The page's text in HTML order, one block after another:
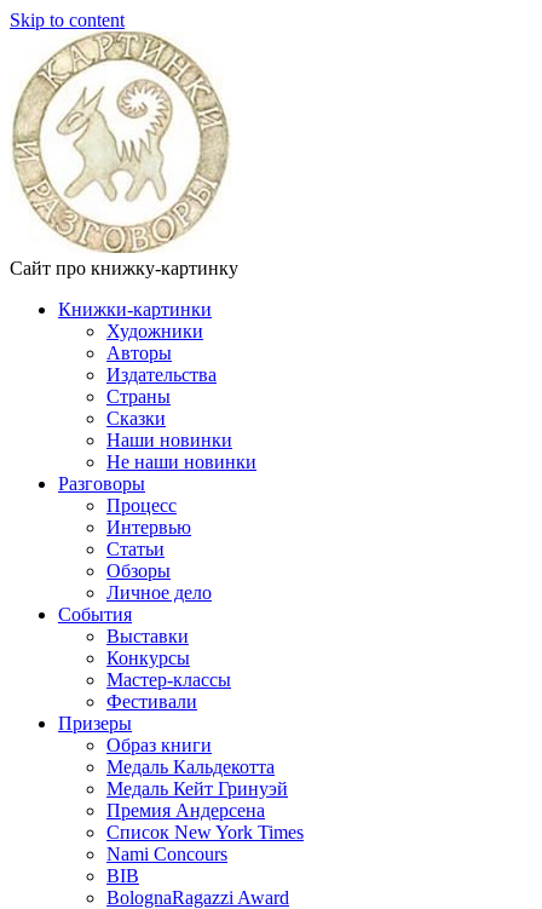
Skip to content
Сайт про книжку-картинку
Книжки-картинки
Художники
Авторы
Издательства
Страны
Сказки
Наши новинки
Не наши новинки
Разговоры
Процесс
Интервью
Статьи
Обзоры
Личное дело
События
Выставки
Конкурсы
Мастер-классы
Фестивали
Призеры
Образ книги
Медаль Кальдекотта
Медаль Кейт Гринуэй
Премия Андерсена
Список New York Times
Nami Concours
BIB
BolognaRagazzi Award